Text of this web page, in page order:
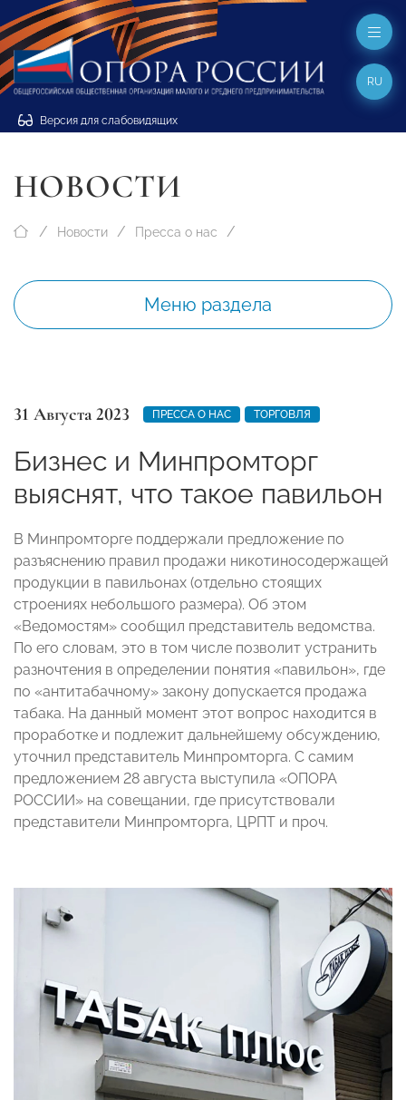
Версия для слабовидящих
RU
НОВОСТИ
Новости Пресса о нас
Меню раздела
31 Августа 2023 ПРЕССА О НАС ТОРГОВЛЯ
Бизнес и Минпромторг
выяснят, что такое павильон
В Минпромторге поддержали предложение по
разъяснению правил продажи никотиносодержащей
продукции в павильонах (отдельно стоящих
строениях небольшого размера). Об этом
«Ведомостям» сообщил представитель ведомства.
По его словам, это в том числе позволит устранить
разночтения в определении понятия «павильон», где
по «антитабачному» закону допускается продажа
табака. На данный момент этот вопрос находится в
проработке и подлежит дальнейшему обсуждению,
уточнил представитель Минпромторга. С самим
предложением 28 августа выступила «ОПОРА
РОССИИ» на совещании, где присутствовали
представители Минпромторга, ЦРПТ и проч.